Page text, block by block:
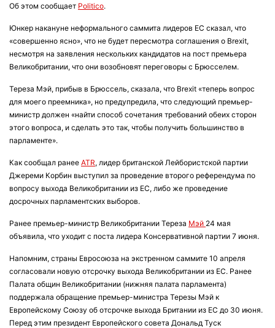
Об этом сообщает Politico.
Юнкер накануне неформального саммита лидеров ЕС сказал, что
«совершенно ясно», что не будет пересмотра соглашения о Brexit,
несмотря на заявления нескольких кандидатов на пост премьера
Великобритании, что они возобновят переговоры с Брюсселем.
Тереза ​​Мэй, прибыв в Брюссель, сказала, что Brexit «теперь вопрос
для моего преемника», но предупредила, что следующий премьер-
министр должен «найти способ сочетания требований обеих сторон
этого вопроса, и сделать это так, чтобы получить большинство в
парламенте».
Как сообщал ранее ATR, лидер британской Лейбористской партии
Джереми Корбин выступил за проведение второго референдума по
вопросу выхода Великобритании из ЕС, либо же проведение
досрочных парламентских выборов.
Ранее премьер-министр Великобритании Тереза Мэй 24 мая
объявила, что уходит с поста лидера Консервативной партии 7 июня.
Напомним, страны Евросоюза на экстренном саммите 10 апреля
согласовали новую отсрочку выхода Великобритании из ЕС. Ранее
Палата общин Великобритании (нижняя палата парламента)
поддержала обращение премьер-министра Терезы Мэй к
Европейскому Союзу об отсрочке выхода Британии из ЕС до 30 июня.
Перед этим президент Европейского совета Дональд Туск